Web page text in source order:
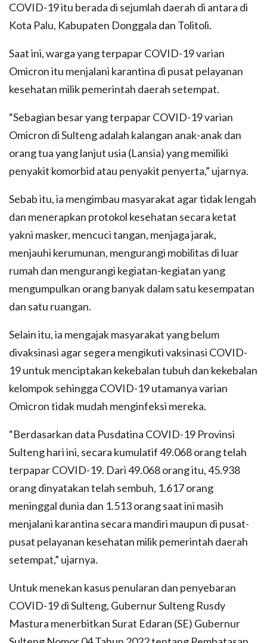
COVID-19 itu berada di sejumlah daerah di antara di
Kota Palu, Kabupaten Donggala dan Tolitoli.
Saat ini, warga yang terpapar COVID-19 varian
Omicron itu menjalani karantina di pusat pelayanan
kesehatan milik pemerintah daerah setempat.
“Sebagian besar yang terpapar COVID-19 varian
Omicron di Sulteng adalah kalangan anak-anak dan
orang tua yang lanjut usia (Lansia) yang memiliki
penyakit komorbid atau penyakit penyerta,” ujarnya.
Sebab itu, ia mengimbau masyarakat agar tidak lengah
dan menerapkan protokol kesehatan secara ketat
yakni masker, mencuci tangan, menjaga jarak,
menjauhi kerumunan, mengurangi mobilitas di luar
rumah dan mengurangi kegiatan-kegiatan yang
mengumpulkan orang banyak dalam satu kesempatan
dan satu ruangan.
Selain itu, ia mengajak masyarakat yang belum
divaksinasi agar segera mengikuti vaksinasi COVID-
19 untuk menciptakan kekebalan tubuh dan kekebalan
kelompok sehingga COVID-19 utamanya varian
Omicron tidak mudah menginfeksi mereka.
“Berdasarkan data Pusdatina COVID-19 Provinsi
Sulteng hari ini, secara kumulatif 49.068 orang telah
terpapar COVID-19. Dari 49.068 orang itu, 45.938
orang dinyatakan telah sembuh, 1.617 orang
meninggal dunia dan 1.513 orang saat ini masih
menjalani karantina secara mandiri maupun di pusat-
pusat pelayanan kesehatan milik pemerintah daerah
setempat,” ujarnya.
Untuk menekan kasus penularan dan penyebaran
COVID-19 di Sulteng, Gubernur Sulteng Rusdy
Mastura menerbitkan Surat Edaran (SE) Gubernur